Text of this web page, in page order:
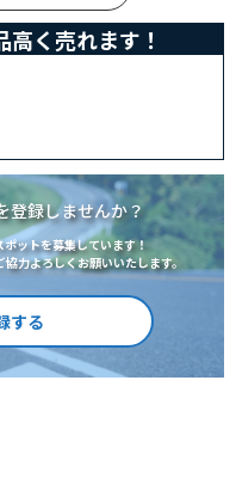
く売れます！
登録しませんか？
ットを募集しています！
力よろしくお願いいたします。
する